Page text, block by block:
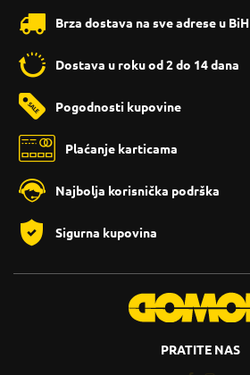
Brza dostava na sve adrese u BiH
Dostava u roku od 2 do 14 dana
Pogodnosti kupovine
Plaćanje karticama
Najbolja korisnička podrška
Sigurna kupovina
PRATITE NAS